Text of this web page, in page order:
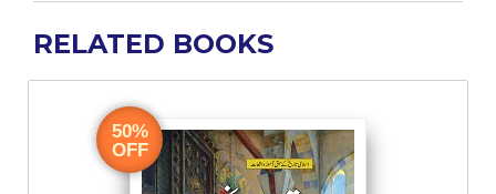
RELATED BOOKS
50%
OFF